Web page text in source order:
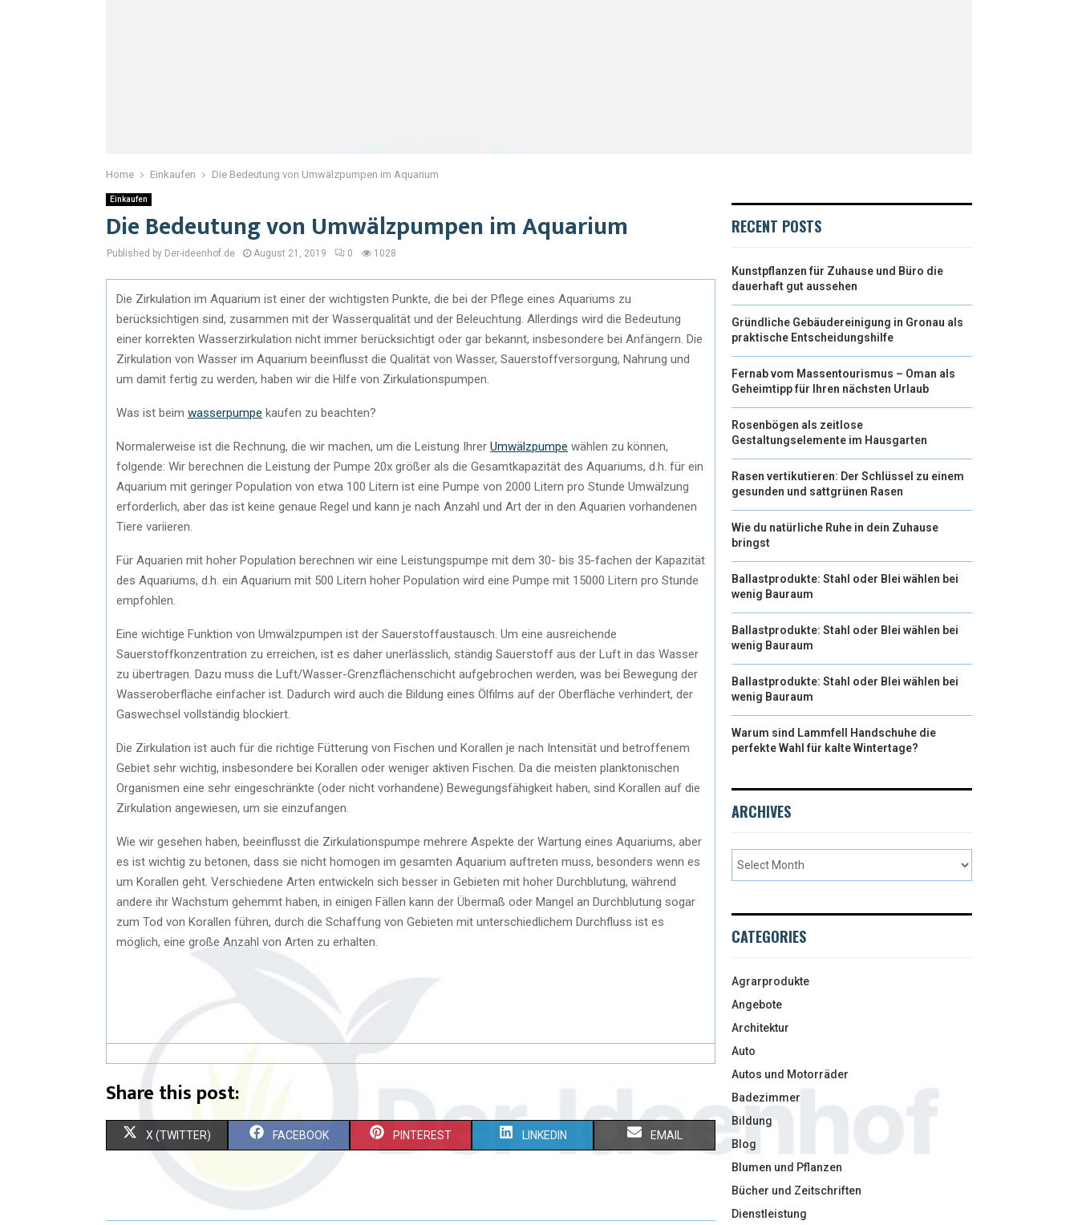
Home Einkaufen Die Bedeutung von Umwälzpumpen im Aquarium
Einkaufen
Die Bedeutung von Umwälzpumpen im Aquarium
Published by Der-ideenhof.de August 21, 2019 0 1028
Die Zirkulation im Aquarium ist einer der wichtigsten Punkte, die bei der Pflege eines Aquariums zu
berücksichtigen sind, zusammen mit der Wasserqualität und der Beleuchtung. Allerdings wird die Bedeutung
einer korrekten Wasserzirkulation nicht immer berücksichtigt oder gar bekannt, insbesondere bei Anfängern. Die
Zirkulation von Wasser im Aquarium beeinflusst die Qualität von Wasser, Sauerstoffversorgung, Nahrung und
um damit fertig zu werden, haben wir die Hilfe von Zirkulationspumpen.
Was ist beim wasserpumpe kaufen zu beachten?
Normalerweise ist die Rechnung, die wir machen, um die Leistung Ihrer Umwälzpumpe wählen zu können,
folgende: Wir berechnen die Leistung der Pumpe 20x größer als die Gesamtkapazität des Aquariums, d.h. für ein
Aquarium mit geringer Population von etwa 100 Litern ist eine Pumpe von 2000 Litern pro Stunde Umwälzung
erforderlich, aber das ist keine genaue Regel und kann je nach Anzahl und Art der in den Aquarien vorhandenen
Tiere variieren.
Für Aquarien mit hoher Population berechnen wir eine Leistungspumpe mit dem 30- bis 35-fachen der Kapazität
des Aquariums, d.h. ein Aquarium mit 500 Litern hoher Population wird eine Pumpe mit 15000 Litern pro Stunde
empfohlen.
Eine wichtige Funktion von Umwälzpumpen ist der Sauerstoffaustausch. Um eine ausreichende
Sauerstoffkonzentration zu erreichen, ist es daher unerlässlich, ständig Sauerstoff aus der Luft in das Wasser
zu übertragen. Dazu muss die Luft/Wasser-Grenzflächenschicht aufgebrochen werden, was bei Bewegung der
Wasseroberfläche einfacher ist. Dadurch wird auch die Bildung eines Ölfilms auf der Oberfläche verhindert, der
Gaswechsel vollständig blockiert.
Die Zirkulation ist auch für die richtige Fütterung von Fischen und Korallen je nach Intensität und betroffenem
Gebiet sehr wichtig, insbesondere bei Korallen oder weniger aktiven Fischen. Da die meisten planktonischen
Organismen eine sehr eingeschränkte (oder nicht vorhandene) Bewegungsfähigkeit haben, sind Korallen auf die
Zirkulation angewiesen, um sie einzufangen.
Wie wir gesehen haben, beeinflusst die Zirkulationspumpe mehrere Aspekte der Wartung eines Aquariums, aber
es ist wichtig zu betonen, dass sie nicht homogen im gesamten Aquarium auftreten muss, besonders wenn es
um Korallen geht. Verschiedene Arten entwickeln sich besser in Gebieten mit hoher Durchblutung, während
andere ihr Wachstum gehemmt haben, in einigen Fällen kann der Übermaß oder Mangel an Durchblutung sogar
zum Tod von Korallen führen, durch die Schaffung von Gebieten mit unterschiedlichem Durchfluss ist es
möglich, eine große Anzahl von Arten zu erhalten.
Share this post:
X (TWITTER) FACEBOOK PINTEREST LINKEDIN EMAIL
RECENT POSTS
Kunstpflanzen für Zuhause und Büro die
dauerhaft gut aussehen
Gründliche Gebäudereinigung in Gronau als
praktische Entscheidungshilfe
Fernab vom Massentourismus – Oman als
Geheimtipp für Ihren nächsten Urlaub
Rosenbögen als zeitlose
Gestaltungselemente im Hausgarten
Rasen vertikutieren: Der Schlüssel zu einem
gesunden und sattgrünen Rasen
Wie du natürliche Ruhe in dein Zuhause
bringst
Ballastprodukte: Stahl oder Blei wählen bei
wenig Bauraum
Ballastprodukte: Stahl oder Blei wählen bei
wenig Bauraum
Ballastprodukte: Stahl oder Blei wählen bei
wenig Bauraum
Warum sind Lammfell Handschuhe die
perfekte Wahl für kalte Wintertage?
ARCHIVES
CATEGORIES
Agrarprodukte
Angebote
Architektur
Auto
Autos und Motorräder
Badezimmer
Bildung
Blog
Blumen und Pflanzen
Bücher und Zeitschriften
Dienstleistung